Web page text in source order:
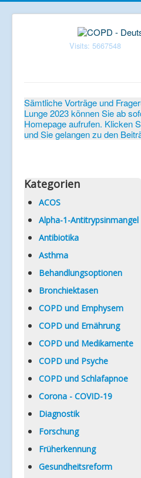
Visits: 5667548
Verein
Patientenbroschüren
Mediathek
Aktuelles
Veranstaltungen
Informationen
Sämtliche Vorträge und
Lunge 2023 können Sie ab
Homepage aufrufen. Klicken
und Sie gelangen zu den
Kategorien
ACOS
Alpha-1-Antitrypsinmangel
Antibiotika
Asthma
Behandlungsoptionen
Bronchiektasen
COPD und Emphysem
COPD und Ernährung
COPD und Medikamente
COPD und Psyche
COPD und Schlafapnoe
Corona - COVID-19
Diagnostik
Forschung
Früherkennung
Gesundheitsreform